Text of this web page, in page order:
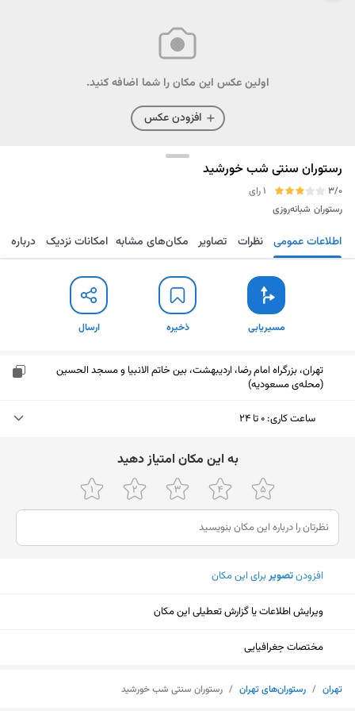
اولین عکس این مکان را شما اضافه کنید.
افزودن عکس
رستوران سنتی شب خورشید
3/0
1 رای
رستوران شبانه‌روزی
مسیریابی ذخیره ارسال اطلاعات عمومی نظرات تصاویر مکان‌های مشابه امکانات نزدیک درباره
مسیریابی ذخیره ارسال
تهران، بزرگراه امام رضا، اردیبهشت، بین خاتم الانبیا و مسجد الحسین
(محله‌ی مسعودیه)
ساعت کاری: ۰ تا ۲۴
چهارشنبه
۰ تا ۲۴
پنجشنبه
۰ تا ۲۴
جمعه
شنبه
یکشنبه
ﺑﻪ اﯾﻦ ﻣﮑﺎن اﻣﺘﯿﺎز دﻫﯿﺪ
افزودنتصویربرای این مکان
ویرایش اطلاعات یا گزارش تعطیلی این مکان
مختصات جغرافیایی
تهران / رستوران‌های تهران / رستوران سنتی شب خورشید